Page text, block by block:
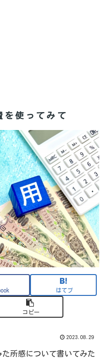
を使ってみて
はてブ
コピー
2023.08.29
所感について書いてみた